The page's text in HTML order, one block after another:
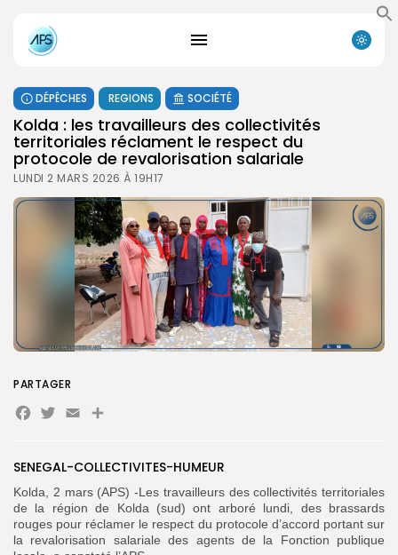
for:
FR
DÉPÊCHES REGIONS SOCIÉTÉ
Kolda : les travailleurs des collectivités
territoriales réclament le respect du
protocole de revalorisation salariale
LUNDI 2 MARS 2026 À 19H17
SENEGAL-COLLECTIVITES-HUMEUR
Kolda, 2 mars (APS) -Les travailleurs des collectivités territoriales
de la région de Kolda (sud) ont arboré lundi, des brassards
rouges pour réclamer le respect du protocole d’accord portant sur
la revalorisation salariale des agents de la Fonction publique
PARTAGER
Facebook
Twitter
EmailPartager